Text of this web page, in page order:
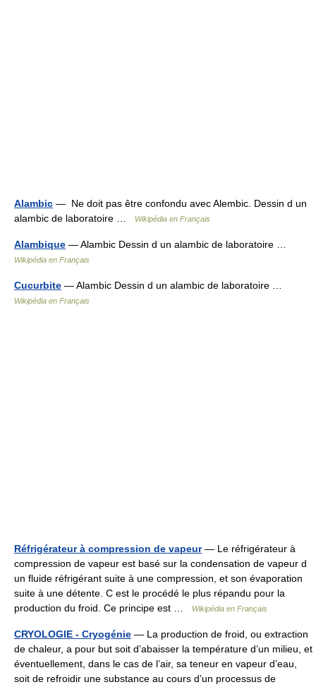
Alambic — Ne doit pas être confondu avec Alembic. Dessin d un
alambic de laboratoire …
Wikipédia en Français
Alambique — Alambic Dessin d un alambic de laboratoire …
Wikipédia en Français
Cucurbite — Alambic Dessin d un alambic de laboratoire …
Wikipédia en Français
Réfrigérateur à compression de vapeur— Le réfrigérateur à
compression de vapeur est basé sur la condensation de vapeur d
un fluide réfrigérant suite à une compression, et son évaporation
suite à une détente. C est le procédé le plus répandu pour la
production du froid. Ce principe est …
Wikipédia en Français
CRYOLOGIE - Cryogénie — La production de froid, ou extraction
de chaleur, a pour but soit d’abaisser la température d’un milieu, et
éventuellement, dans le cas de l’air, sa teneur en vapeur d’eau,
soit de refroidir une substance au cours d’un processus de